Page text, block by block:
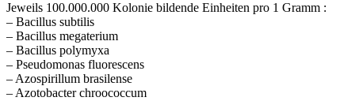
Jeweils 100.000.000 Kolonie bildende Einheiten pro 1 Gramm :
– Bacillus subtilis
– Bacillus megaterium
– Bacillus polymyxa
– Pseudomonas fluorescens
– Azospirillum brasilense
– Azotobacter chroococcum